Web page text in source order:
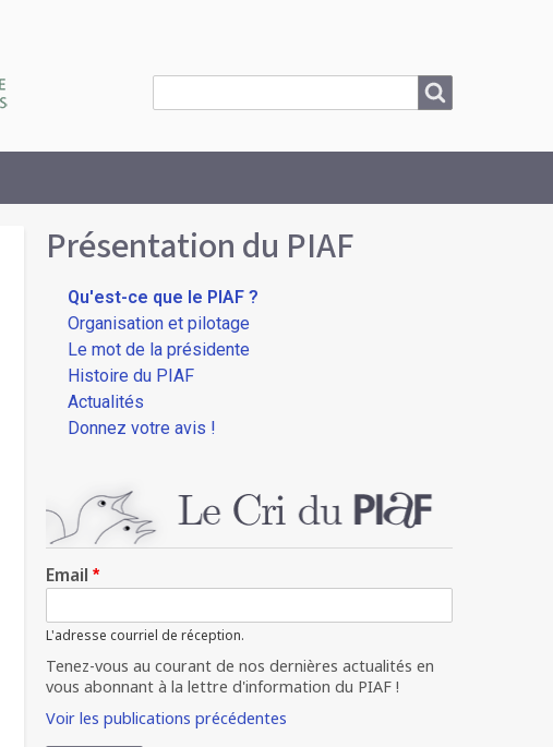
Search
Présentation du PIAF
Qu'est-ce que le PIAF ?
Organisation et pilotage
Le mot de la présidente
Histoire du PIAF
Actualités
Donnez votre avis !
Email
L'adresse courriel de réception.
Tenez-vous au courant de nos dernières actualités en
vous abonnant à la lettre d'information du PIAF !
Voir les publications précédentes